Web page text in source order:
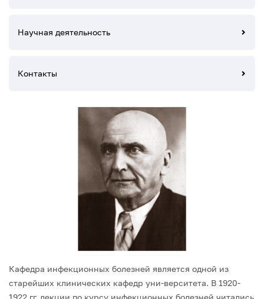
Научная деятельность
Контакты
Кафедра инфекционных болезней является одной из
старейших клинических кафедр уни-верситета. В 1920-
1922 гг. лекции по курсу инфекционных болезней читались